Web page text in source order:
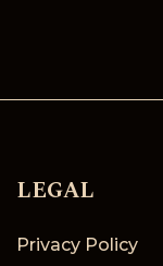
LEGAL
Privacy Policy